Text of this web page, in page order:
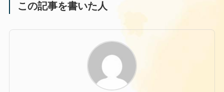
この記事を書いた人